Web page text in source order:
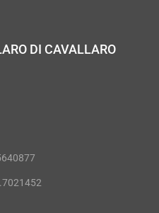
DI CAVALLARO